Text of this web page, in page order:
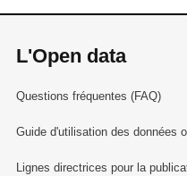
L'Open data
Questions fréquentes (FAQ)
Guide d'utilisation des données
Lignes directrices pour la